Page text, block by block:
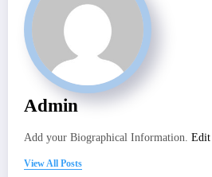
Admin
Add your Biographical Information.
View All Posts